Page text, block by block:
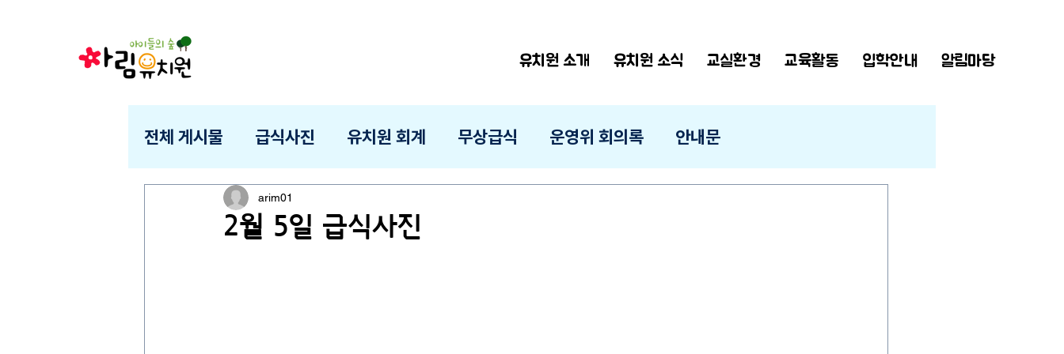
유치원 소개 유치원 소식 교실환경 교육활동 입학안내 알림마당
전체 게시물 급식사진 유치원 회계 무상급식 운영위 회의록 안내문
2월 5일 급식사진
arim01